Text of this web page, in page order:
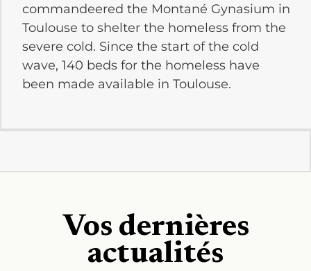
commandeered the Montané Gynasium in
Toulouse to shelter the homeless from the
severe cold. Since the start of the cold
wave, 140 beds for the homeless have
been made available in Toulouse.
Vos dernières
actualités